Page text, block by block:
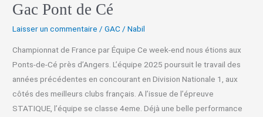
Gac Pont de Cé
Laisser un commentaire /GAC /Nabil
Championnat de France par Équipe Ce week-end nous étions aux
Ponts-de-Cé près d’Angers. L’équipe 2025 poursuit le travail des
années précédentes en concourant en Division Nationale 1, aux
côtés des meilleurs clubs français. A l’issue de l’épreuve
STATIQUE, l’équipe se classe 4eme. Déjà une belle performance